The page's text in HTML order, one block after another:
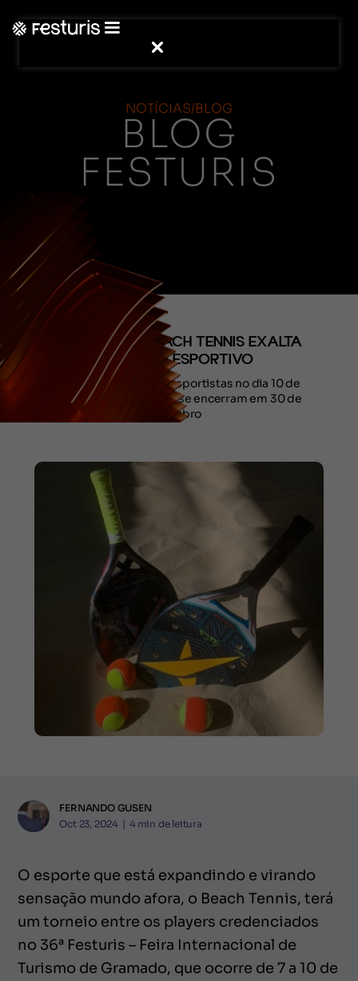
NOTÍCIAS/BLOG
BLOG
FESTURIS
(CONTEÚDO)
TORNEIO DE BEACH TENNIS EXALTA
TURISMO ESPORTIVO
Festuris vai integrar esportistas no dia 10 de
novembro. Inscrições se encerram em 30 de
outubro
FERNANDO GUSEN
Oct 23, 2024 | 4 min de leitura
O esporte que está expandindo e virando
sensação mundo afora, o Beach Tennis, terá
um torneio entre os players credenciados
no 36ª Festuris – Feira Internacional de
Turismo de Gramado, que ocorre de 7 a 10 de